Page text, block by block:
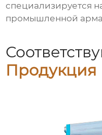
специализируется
промышленной
Продукция